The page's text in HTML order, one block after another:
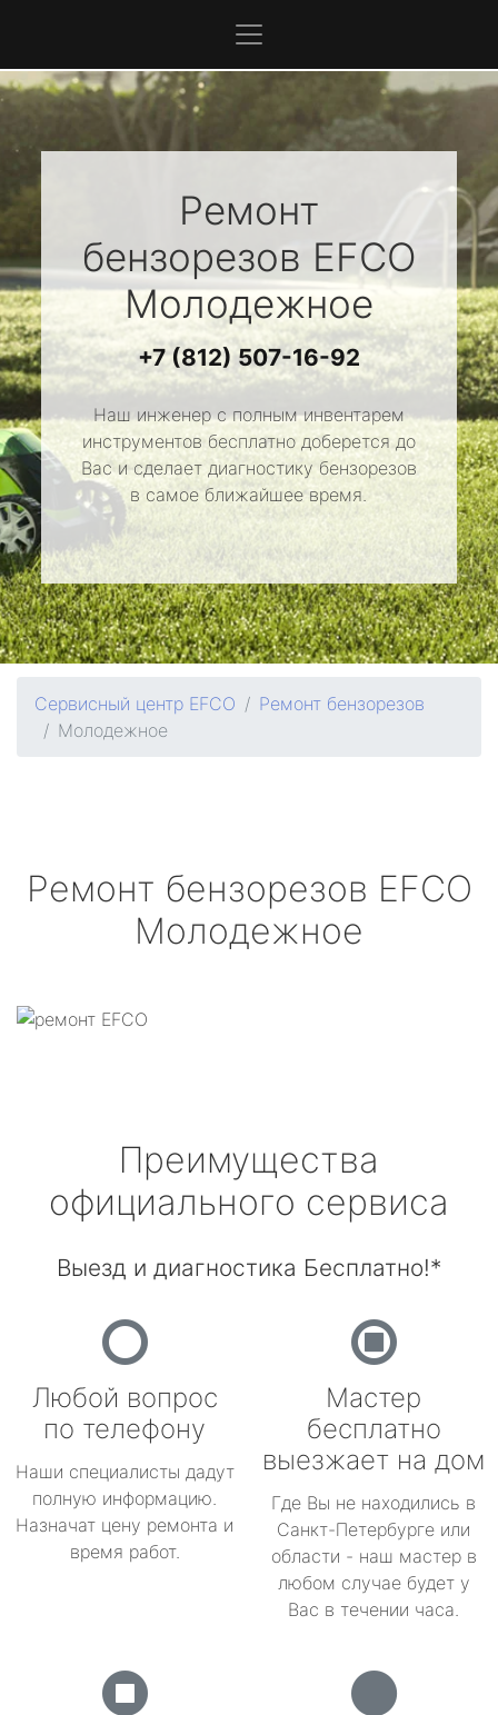
Ремонт
бензорезов EFCO
Молодежное
+7 (812) 507-16-92
Наш инженер с полным инвентарем
инструментов бесплатно доберется до
Вас и сделает диагностику бензорезов
в самое ближайшее время.
Сервисный центр EFCO
Ремонт бензорезов
Молодежное
Ремонт бензорезов EFCO
Молодежное
Преимущества
официального сервиса
Выезд и диагностика Бесплатно!*
Любой вопрос
по телефону
Наши специалисты дадут
полную информацию.
Назначат цену ремонта и
время работ.
Мастер
бесплатно
выезжает на дом
Где Вы не находились в
Санкт-Петербурге или
области - наш мастер в
любом случае будет у
Вас в течении часа.